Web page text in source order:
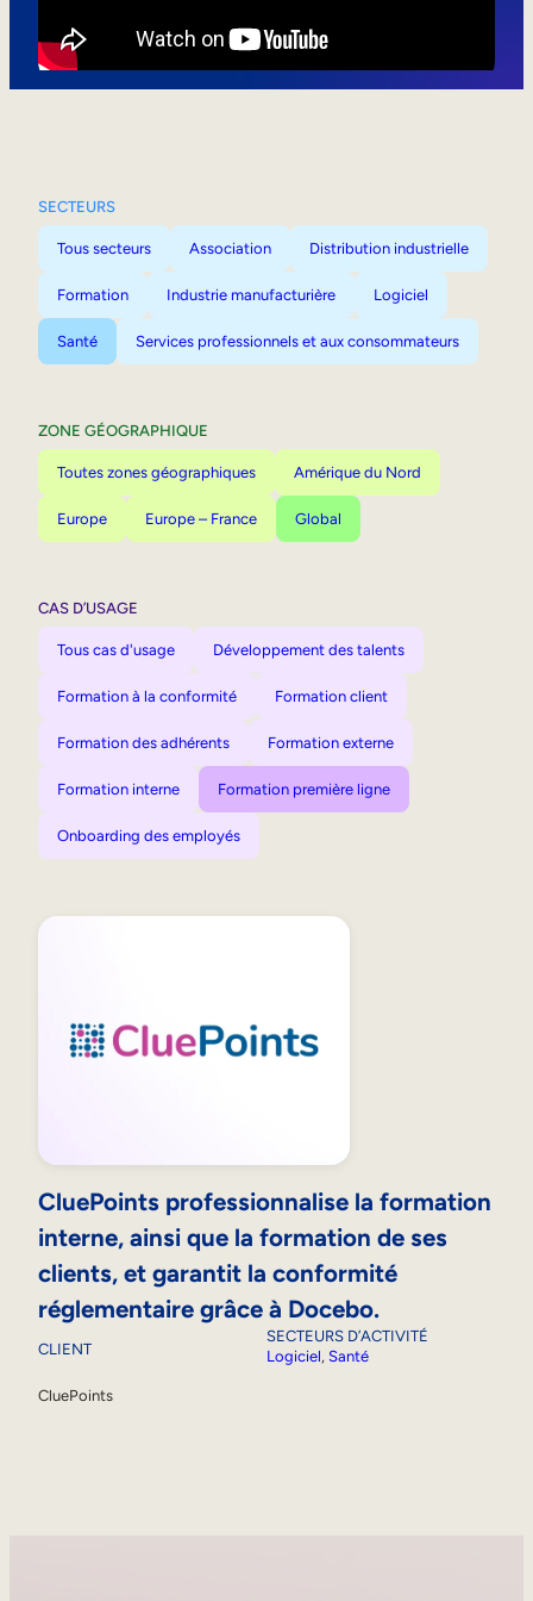
SECTEURS
Tous secteurs Association Distribution industrielle
Formation Industrie manufacturière Logiciel
Santé Services professionnels et aux consommateurs
ZONE GÉOGRAPHIQUE
Toutes zones géographiques Amérique du Nord
Europe Europe – France Global
CAS D’USAGE
Tous cas d'usage Développement des talents
Formation à la conformité Formation client
Formation des adhérents Formation externe
Formation interne Formation première ligne
Onboarding des employés
CluePoints professionnalise la formation
interne, ainsi que la formation de ses
clients, et garantit la conformité
réglementaire grâce à Docebo.
CLIENT
CluePoints
SECTEURS D’ACTIVITÉ
Logiciel, Santé